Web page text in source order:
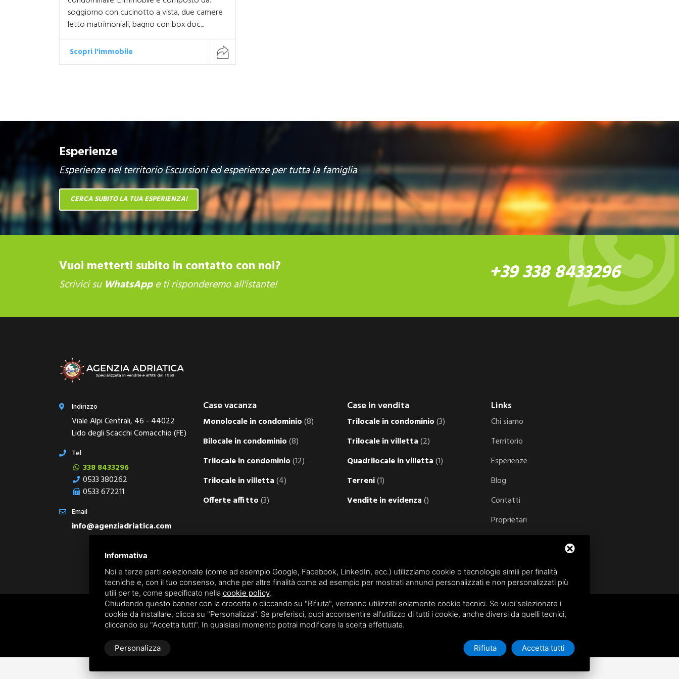
soggiorno con cucinotto a vista, due camere
letto matrimoniali, bagno con box doc...
Scopri l'immobile
Esperienze
Esperienze nel territorio Escursioni ed esperienze per tutta la famiglia
CERCA SUBITO LA TUA ESPERIENZA!
Vuoi metterti subito in contatto con noi?
Scrivici su WhatsAppe ti risponderemo all'istante! +39 338 8433296
Indirizzo
Viale Alpi Centrali, 46 - 44022
Lido degli Scacchi Comacchio (FE)
Tel
338 8433296
0533 380262
0533 672211
Email
info@agenziadriatica.com
Case vacanza
Monolocale in condominio(8)
Bilocale in condominio(8)
Trilocale in condominio(12)
Trilocale in villetta(4)
Offerte affitto(3)
Case in vendita
Trilocale in condominio(3)
Trilocale in villetta(2)
Quadrilocale in villetta(1)
Terreni(1)
Vendite in evidenza()
Links
Chi siamo
Territorio
Esperienze
Blog
Contatti
Proprietari
Privacy/Sitemap
Informativa
Noi e terze parti selezionate (come ad esempio Google, Facebook, LinkedIn, ecc.) utilizziamo cookie o tecnologie simili per finalità
tecniche e, con il tuo consenso, anche per altre finalità come ad esempio per mostrati annunci personalizzati e non personalizzati più
utili per te, come specificato nella cookie policy.
Chiudendo questo banner con la crocetta o cliccando su "Rifiuta", verranno utilizzati solamente cookie tecnici. Se vuoi selezionare i
cookie da installare, clicca su "Personalizza". Se preferisci, puoi acconsentire all'utilizzo di tutti i cookie, anche diversi da quelli tecnici,
cliccando su "Accetta tutti". In qualsiasi momento potrai modificare la scelta effettuata.
Personalizza Rifiuta Accetta tutti